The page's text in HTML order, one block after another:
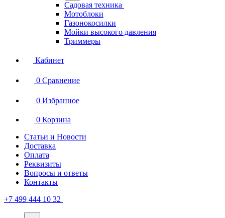
Садовая техника
Мотоблоки
Газонокосилки
Мойки высокого давления
Триммеры
Кабинет
0 Сравнение
0 Избранное
0 Корзина
Статьи и Новости
Доставка
Оплата
Реквизиты
Вопросы и ответы
Контакты
+7 499 444 10 32